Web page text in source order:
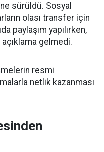
sürüldü. Sosyal
olası transfer için
paylaşım yapılırken,
gelmedi.
resmi
netlik kazanması